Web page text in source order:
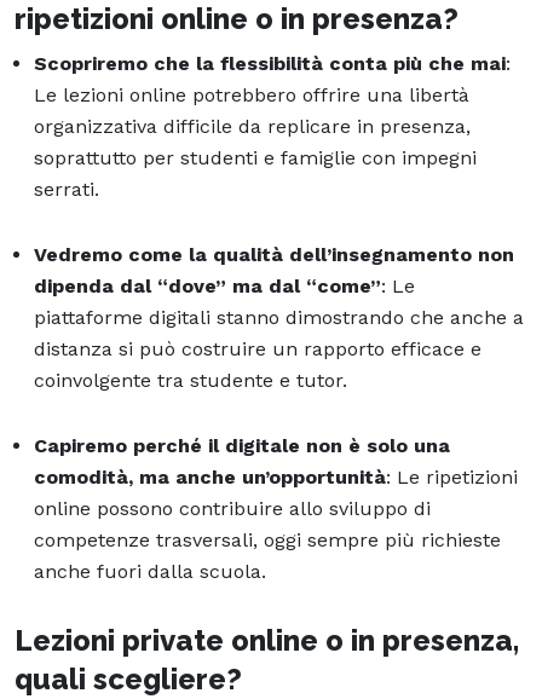
ripetizioni online o in presenza?
Scopriremo che la flessibilità conta più che mai:
Le lezioni online potrebbero offrire una libertà
organizzativa difficile da replicare in presenza,
soprattutto per studenti e famiglie con impegni
serrati.
Vedremo come la qualità dell’insegnamento non
dipenda dal “dove” ma dal “come”: Le
piattaforme digitali stanno dimostrando che anche a
distanza si può costruire un rapporto efficace e
coinvolgente tra studente e tutor.
Capiremo perché il digitale non è solo una
comodità, ma anche un’opportunità: Le ripetizioni
online possono contribuire allo sviluppo di
competenze trasversali, oggi sempre più richieste
anche fuori dalla scuola.
Lezioni private online o in presenza,
quali scegliere?